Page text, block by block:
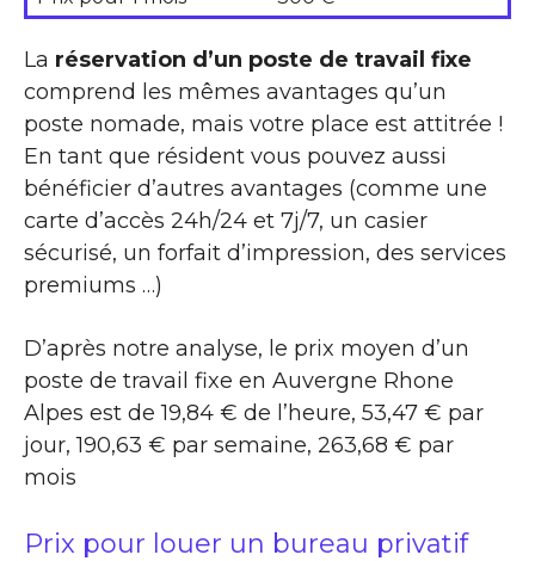
La réservation d’un poste de travail fixe
comprend les mêmes avantages qu’un
poste nomade, mais votre place est attitrée !
En tant que résident vous pouvez aussi
bénéficier d’autres avantages (comme une
carte d’accès 24h/24 et 7j/7, un casier
sécurisé, un forfait d’impression, des services
premiums …)
D’après notre analyse, le prix moyen d’un
poste de travail fixe en Auvergne Rhone
Alpes est de 19,84 € de l’heure, 53,47 € par
jour, 190,63 € par semaine, 263,68 € par
mois
Prix pour louer un bureau privatif